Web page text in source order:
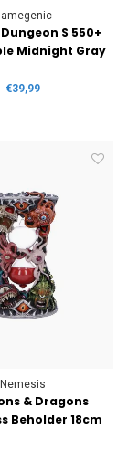
S 550+
Midnight Gray
€39,99
Nemesis
& Dragons
Beholder 18cm